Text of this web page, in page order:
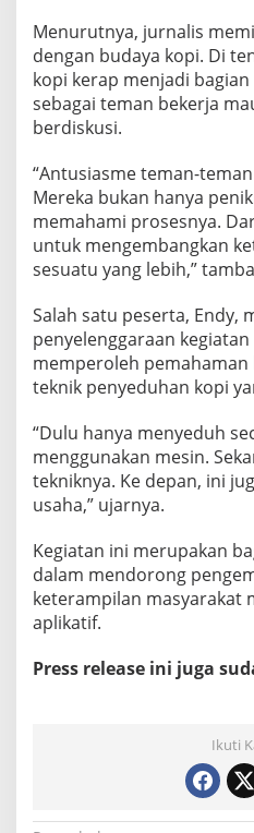
Menurutnya, jurnalis
dengan budaya kopi. Di
kopi kerap menjadi
sebagai teman bekerja
berdiskusi.
“Antusiasme teman-
Mereka bukan hanya
memahami prosesnya.
untuk mengembangkan
sesuatu yang lebih,”
Salah satu peserta, Endy,
penyelenggaraan
memperoleh
teknik penyeduhan kopi
“Dulu hanya menyeduh
menggunakan mesin.
tekniknya. Ke depan, ini
usaha,” ujarnya.
Kegiatan ini merupakan
dalam mendorong
keterampilan masyarakat
aplikatif.
Press release ini juga
Ikuti